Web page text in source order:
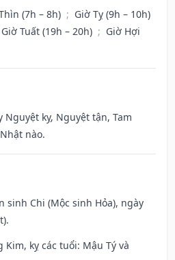
(7h – 8h) ; Giờ Tỵ (9h – 10h)
Giờ Tuất (19h – 20h) ; Giờ Hợi
kỵ, Nguyệt tận, Tam
nào.
sinh Chi (Mộc sinh Hỏa), ngày
Kim, kỵ các tuổi: Mậu Tý và